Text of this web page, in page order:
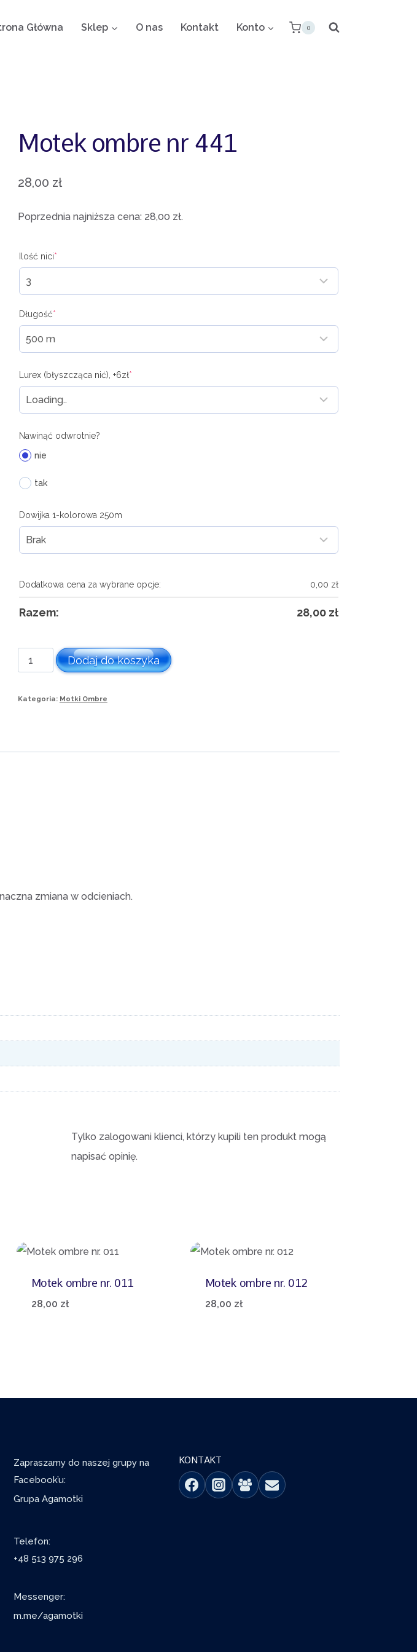
Główna Sklep O nas Kontakt Konto 0
Motek ombre nr 441
28,00 zł
Poprzednia najniższa cena: 28,00 zł.
Ilość nici*
Długość*
Lurex (błyszcząca nić), +6zł*
Nawinąć odwrotnie?
nie
tak
Dowijka 1-kolorowa 250m
Dodatkowa cena za wybrane opcje: 0,00 zł
Razem: 28,00 zł
ilość
Motek
ombre
Dodaj do koszyka
Kategoria: Motki Ombre
zmiana w odcieniach.
Tylko zalogowani klienci, którzy kupili ten produkt mogą
napisać opinię.
Motek ombre nr. 011
28,00 zł
Motek ombre nr. 012
28,00 zł
Zapraszamy do naszej grupy na
Facebook’u:
Grupa Agamotki
Telefon:
+48 513 975 296
Messenger:
m.me/agamotki
KONTAKT